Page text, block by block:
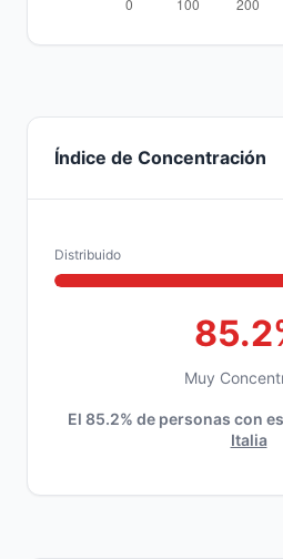
Índice de Concentración
Distribuido
Muy
El 85.2% de personas con
Italia